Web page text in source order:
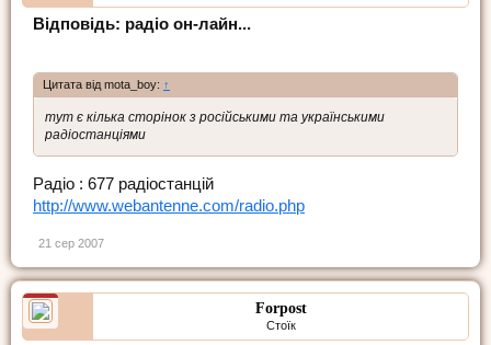
Відповідь: радіо он-лайн...
Цитата від mota_boy: ↑
тут є кілька сторінок з російськими та українськими
радіостанціями
Радіо : 677 радіостанцій
http://www.webantenne.com/radio.php
21 сер 2007
Forpost
Стоїк